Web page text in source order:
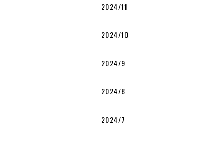
2024/11
2024/10
2024/9
2024/8
2024/7